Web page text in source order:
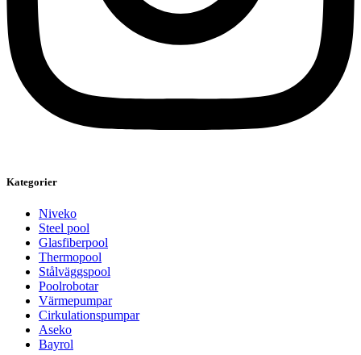
Kategorier
Niveko
Steel pool
Glasfiberpool
Thermopool
Stålväggspool
Poolrobotar
Värmepumpar
Cirkulationspumpar
Aseko
Bayrol